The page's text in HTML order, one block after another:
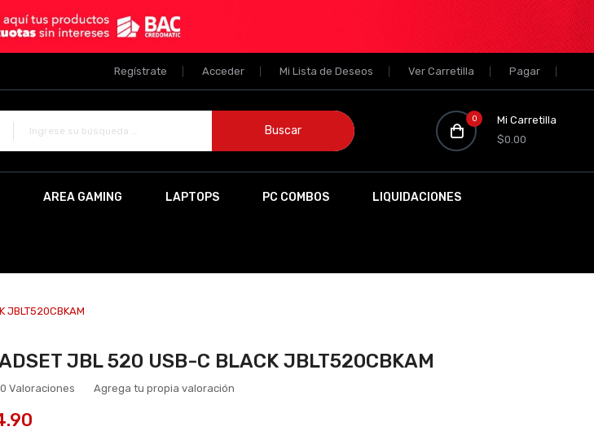
Regístrate Acceder Mi Lista de Deseos Ver Carretilla Pagar
Buscar
0
Mi Carretilla
$0.00
AREA GAMING LAPTOPS PC COMBOS LIQUIDACIONES
JBLT520CBKAM
JBL 520 USB-C BLACK JBLT520CBKAM
0 Valoraciones Agrega tu propia valoración